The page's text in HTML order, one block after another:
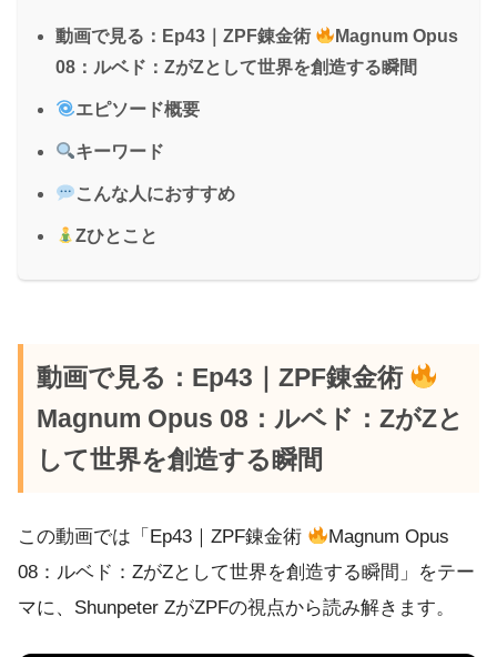
動画で見る：Ep43｜ZPF錬金術
Magnum Opus
08：ルベド：ZがZとして世界を創造する瞬間
エピソード概要
キーワード
こんな人におすすめ
Zひとこと
動画で見る：Ep43｜ZPF錬金術
Magnum Opus 08：ルベド：ZがZと
して世界を創造する瞬間
この動画では「Ep43｜ZPF錬金術
Magnum Opus
08：ルベド：ZがZとして世界を創造する瞬間」をテー
マに、Shunpeter ZがZPFの視点から読み解きます。